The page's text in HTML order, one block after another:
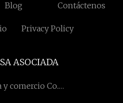
Blog Contáctenos
Privacy Policy
ASOCIADA
comercio Co.,